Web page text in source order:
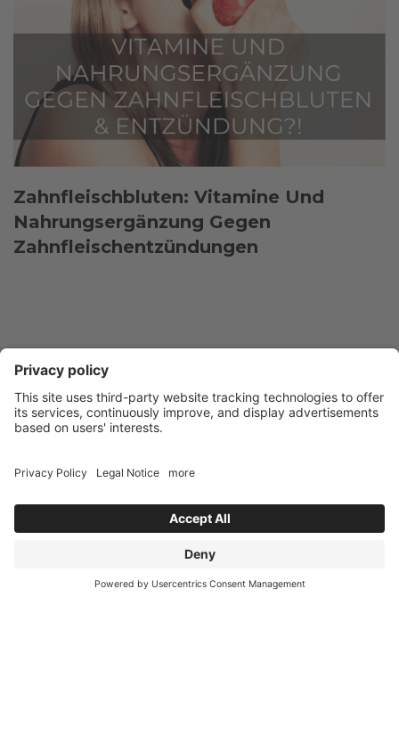
Zahnfleischbluten: Vitamine Und
Nahrungsergänzung Gegen
Zahnfleischentzündungen